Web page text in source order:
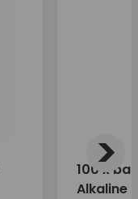
100 x
Alkaline
>